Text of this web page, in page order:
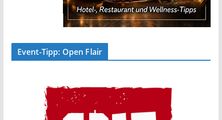
Event-Tipp: Open Flair